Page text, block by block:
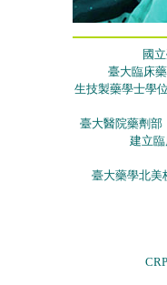
國
臺大臨床
生技製藥學士學
臺大醫院藥劑部
建立
臺大藥學北美